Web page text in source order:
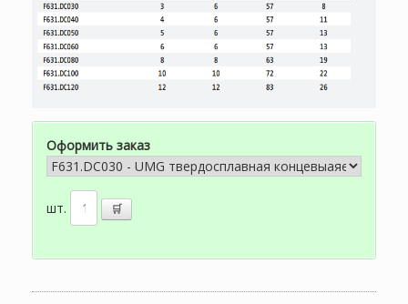
Оформить заказ
шт.